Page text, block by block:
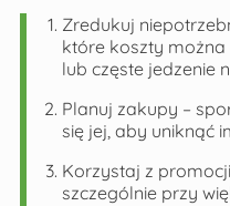
Zredukuj
które koszty
lub częste jedzenie
Planuj zakupy –
się jej, aby uniknąć
Korzystaj z
szczególnie przy